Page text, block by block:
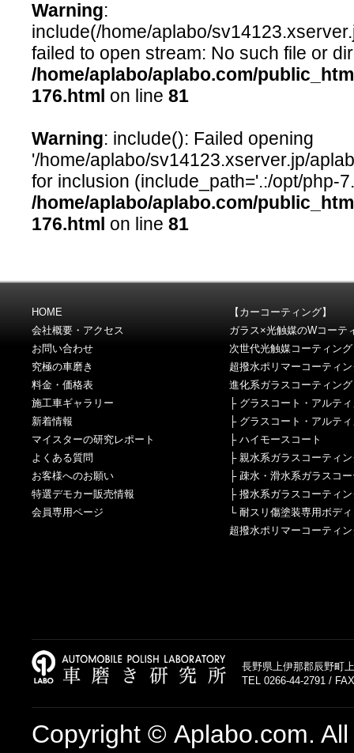
Warning:
include(/home/aplabo/
failed to open stream: No such file or
/home/aplabo/aplabo.com/
176.html on line 81
Warning: include(): Failed opening
'/home/aplabo/sv14123.xserver.jp/
for inclusion (include_path='.:/opt/php-
/home/aplabo/aplabo.com/
176.html on line 81
HOME
会社概要・アクセス
お問い合わせ
究極の車磨き
料金・価格表
施工車ギャラリー
新着情報
マイスターの研究レポート
よくある質問
お客様へのお願い
特選デモカー販売情報
会員専用ページ
【カーコーティング】
ガラス×光触媒のWコーテ
次世代光触媒コーティング
超撥水ポリマーコーティ
進化系ガラスコーティング
├ グラスコート・アルテ
├ グラスコート・アルテ
├ ハイモースコート
├ 親水系ガラスコーティ
├ 疎水・滑水系ガラスコ
├ 撥水系ガラスコーティ
└ 耐スリ傷塗装専用ボデ
超撥水ポリマーコーティ
長野県上伊那郡辰野町
TEL 0266-44-2791 /
Copyright © Aplabo.com.